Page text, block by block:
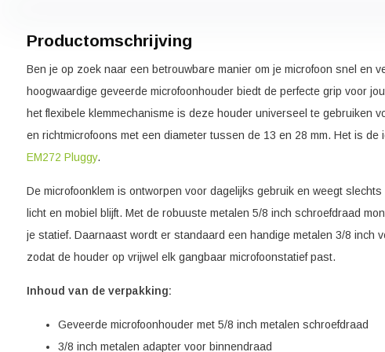
Productomschrijving
Ben je op zoek naar een betrouwbare manier om je microfoon snel en
hoogwaardige geveerde microfoonhouder biedt de perfecte grip voor
het flexibele klemmechanisme is deze houder universeel te gebruiken
en richtmicrofoons met een diameter tussen de 13 en 28 mm. Het is de
EM272 Pluggy.
De microfoonklem is ontworpen voor dagelijks gebruik en weegt
licht en mobiel blijft. Met de robuuste metalen 5/8 inch schroefdraad
je statief. Daarnaast wordt er standaard een handige metalen 3/8 inch
zodat de houder op vrijwel elk gangbaar microfoonstatief past.
Inhoud van de verpakking:
Geveerde microfoonhouder met 5/8 inch metalen schroefdraad
3/8 inch metalen adapter voor binnendraad